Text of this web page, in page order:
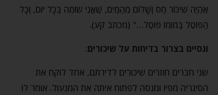
אֶהְיֶה שִׁיכּוֹר חַס וְשָׁלוֹם מֵהַמַּיִם, שֶׁאֲנִי שׁוֹתֶה בְּכָל יוֹם, וְכָל
הַפּוֹסֵל בְּמוּמוֹ פּוֹסֵל…" (מכתב קע).
ונסיים בצרור בדיחות על שיכורים:
שני חברים חוזרים שיכורים לדירתם, אחד לוקח את
הסיגריה מפיו ומנסה לפתוח איתה את המנעול. אומר לו